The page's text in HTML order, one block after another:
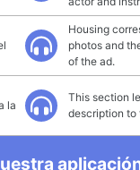
Housing
photos and
of the ad.
la
This section
description to